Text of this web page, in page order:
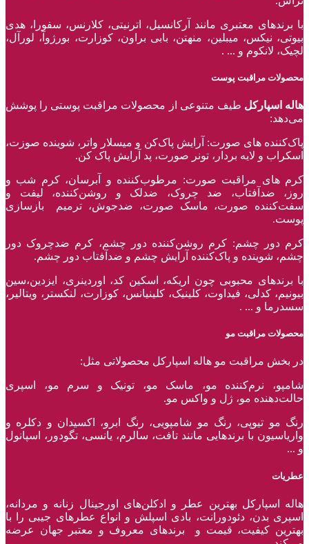
با برند‌های معتبری مانند آرکانسیل، اترنیتی، کلارنس، سفورا، هدی
بیوتی، نیکس، میبلین، منهتن، بابی براون، کوزارت، بورژوآ، لورآل،
لچیک، لانکوم و ... .
محصولات مراقبت پوست
هاله اسپارکل طیف متنوعی از محصولات مراقبت پوستی را پوشش
می‌دهد:
پاک‌کننده ‌های صورت: آرایش پاک‌کن و میسلار واتر، شوینده صوزت،
اسکراب و لایه بردار، تونر صورت، پد آرایش پاک کن.
کرم های مراقبت صورت: مرطوب‌کننده و آبرسان، کرم شب و
روز، ضدآفتاب، ضد چروک، ضدلک و روشن‌کننده، لیفت و
سفت‌کننده صورت، ماسک صورت، ضدجوش، ترمیم بازسازی
پوست.
کرم دور چشم: کرم روشن‌کننده دور چشم، کرم ضدچروک دور
چشم، شوینده و پاک‌کننده آرایش چشم و ضدآفتاب دور چشم.
با برند‌های محبوبی چون اریکه، اسکین کد، اوردینری، ایزدین،سین
بیونیم، کدلی، فیداوت، کلینیک، کلینیانس، کوزارت، لنکستر، ویتالیر،
سسدرما و ... .
محصولات مراقبت مو
در بخش مراقبت مو هاله اسپارکل محصولاتی مثل:
شامپو، نرم‌کننده مو، ماسک مو، تونیک و سرم مو، اسپری
حالت‌دهنده مو، ژل و واکس مو.
رنگ مو تیوپی، رنگ مو شامپویی، رنگ ابرو، اکسیدان و دکلره و
واریاسیون با برند‌هایی مانند تافت، سالرم، یانسی، تگودور، اسپانول
و ...
عطریات
هاله اسپارکل بهترین عطر و ادکلن‌های اورجینال زنانه و مردانه،
اسپری بدن، دئودورانت، بادی اسپلش و انواع عطر‌های جیبی را با
بهترین کیفیت، قیمت و برندهای معروف و معتبر جهان عرضه